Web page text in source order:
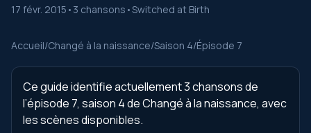
17 févr. 2015 • 3 chansons •Switched at Birth
Accueil/Changé à la naissance/Saison 4/Épisode 7
Ce guide identifie actuellement 3 chansons de
l’épisode 7, saison 4 de Changé à la naissance, avec
les scènes disponibles.